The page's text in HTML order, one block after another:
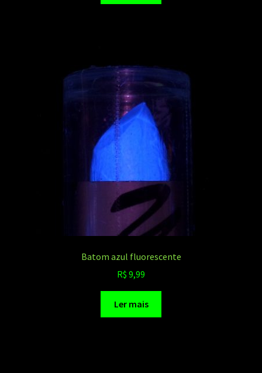
Batom azul fluorescente
R$ 9,99
Ler mais